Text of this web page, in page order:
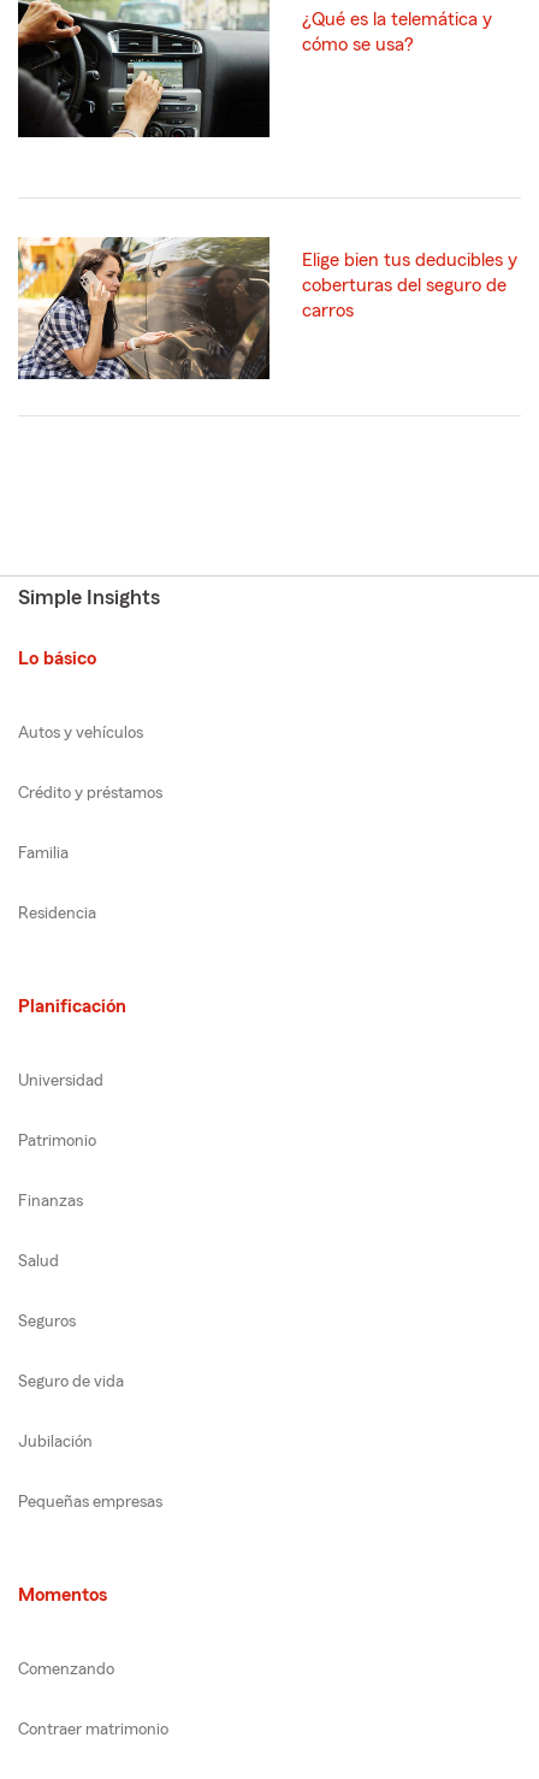
¿Qué es la telemática y
cómo se usa?
Elige bien tus deducibles y
coberturas del seguro de
carros
Simple Insights
Lo básico
Autos y vehículos
Crédito y préstamos
Familia
Residencia
Planificación
Universidad
Patrimonio
Finanzas
Salud
Seguros
Seguro de vida
Jubilación
Pequeñas empresas
Momentos
Comenzando
Contraer matrimonio